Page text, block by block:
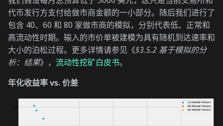
代币发行方支付给做市商金额的一小部分。随后我们进行了
包含 40、60 和 80 家做市商的模拟，分别代表低、正常和
高流动性时期。输入的市价单被建模为具有随机到达速率和
大小的泊松过程。更多详情请参见《§3.5.2 基于模拟的分
析：结果》， 流动性挖矿白皮书。
年化收益率 vs. 价差